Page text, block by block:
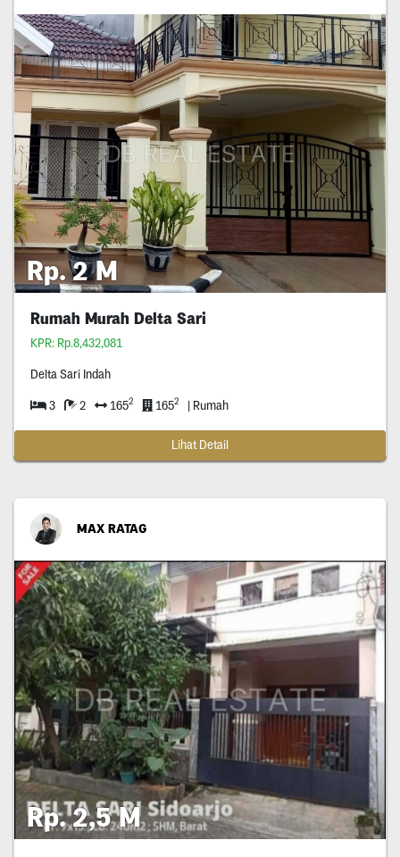
Rp. 2 M
Rumah Murah Delta Sari
KPR: Rp.8,432,081
Delta Sari Indah
3 2 1652 1652 | Rumah
Lihat Detail
MAX RATAG
Rp. 2,5 M